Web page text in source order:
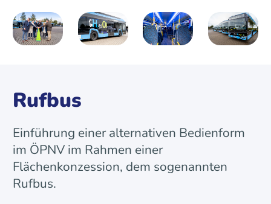
Rufbus
Einführung einer alternativen Bedienform
im ÖPNV im Rahmen einer
Flächenkonzession, dem sogenannten
Rufbus.